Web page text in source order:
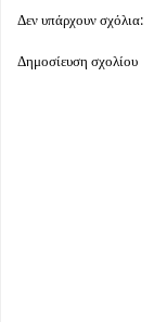
Δεν υπάρχουν σχόλια:
Δημοσίευση σχολίου